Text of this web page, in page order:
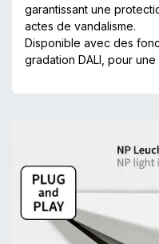
garantissant une
actes de vandalisme.
Disponible avec des
gradation DALI, pour